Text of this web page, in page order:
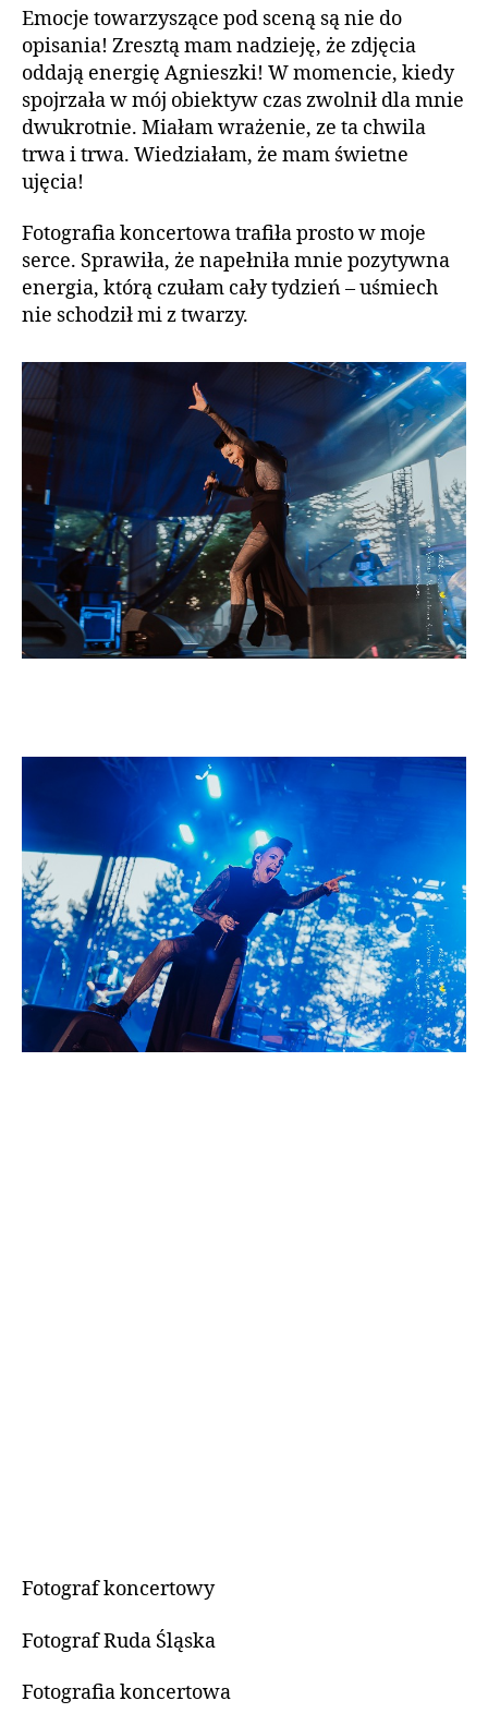
Emocje towarzyszące pod sceną są nie do
opisania! Zresztą mam nadzieję, że zdjęcia
oddają energię Agnieszki! W momencie, kiedy
spojrzała w mój obiektyw czas zwolnił dla mnie
dwukrotnie. Miałam wrażenie, ze ta chwila
trwa i trwa. Wiedziałam, że mam świetne
ujęcia!
Fotografia koncertowa trafiła prosto w moje
serce. Sprawiła, że napełniła mnie pozytywna
energia, którą czułam cały tydzień – uśmiech
nie schodził mi z twarzy.
Fotograf koncertowy
Fotograf Ruda Śląska
Fotografia koncertowa